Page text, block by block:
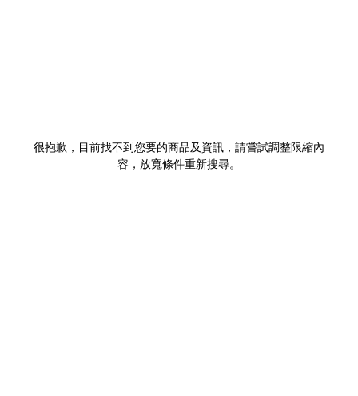
很抱歉，目前找不到您要的商品及資訊，請嘗試調整限縮內
容，放寬條件重新搜尋。